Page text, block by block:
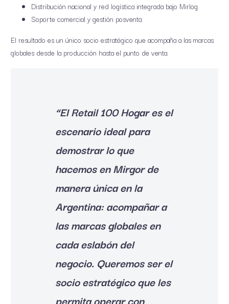
Distribución nacional y red logística integrada bajo Mirlog.
Soporte comercial y gestión posventa.
El resultado es un único socio estratégico que acompaña a las marcas
globales desde la producción hasta el punto de venta.
“El Retail 100 Hogar es el
escenario ideal para
demostrar lo que
hacemos en Mirgor de
manera única en la
Argentina: acompañar a
las marcas globales en
cada eslabón del
negocio. Queremos ser el
socio estratégico que les
permita operar con